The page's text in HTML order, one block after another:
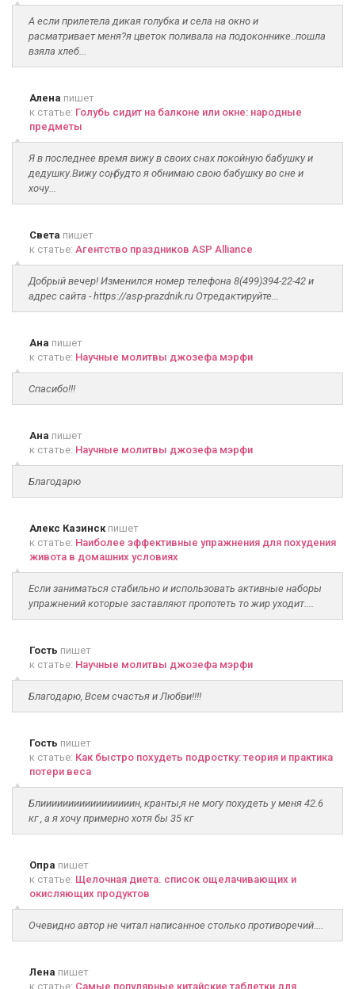
А если прилетела дикая голубка и села на окно и
расматривает меня?я цветок поливала на подоконнике..пошла
взяла хлеб...
Алена пишет
к статье: Голубь сидит на балконе или окне: народные
предметы
Я в последнее время вижу в своих снах покойную бабушку и
дедушку.Вижу соң, будто я обнимаю свою бабушку во сне и
хочу...
Света пишет
к статье: Агентство праздников ASP Alliance
Добрый вечер! Изменился номер телефона 8(499)394-22-42 и
адрес сайта - https://asp-prazdnik.ru Отредактируйте...
Ана пишет
к статье: Научные молитвы джозефа мэрфи
Спасибо!!!
Ана пишет
к статье: Научные молитвы джозефа мэрфи
Благодарю
Алекс Казинскпишет
к статье: Наиболее эффективные упражнения для похудения
живота в домашних условиях
Если заниматься стабильно и использовать активные наборы
упражнений которые заставляют пропотеть то жир уходит....
Гость пишет
к статье: Научные молитвы джозефа мэрфи
Благодарю, Всем счастья и Любви!!!!
Гость пишет
к статье: Как быстро похудеть подростку: теория и практика
потери веса
Блииииииииииииииииин, кранты,я не могу похудеть у меня 42.6
кг , а я хочу примерно хотя бы 35 кг
Опра пишет
к статье: Щелочная диета. список ощелачивающих и
окисляющих продуктов
Очевидно автор не читал написанное столько противоречий....
Лена пишет
к статье: Самые популярные китайские таблетки для